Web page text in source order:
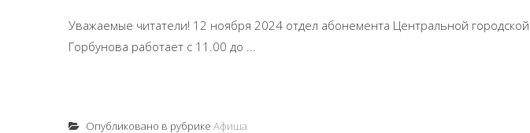
Уважаемые читатели! 12 ноября 2024 отдел абонемента Центральной
Горбунова работает с 11.00 до ...
Опубликовано в рубрике Афиша